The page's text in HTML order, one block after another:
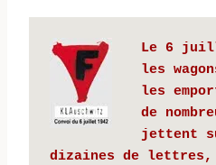
Le 6
les
les
de
jettent
dizaines de lettres,